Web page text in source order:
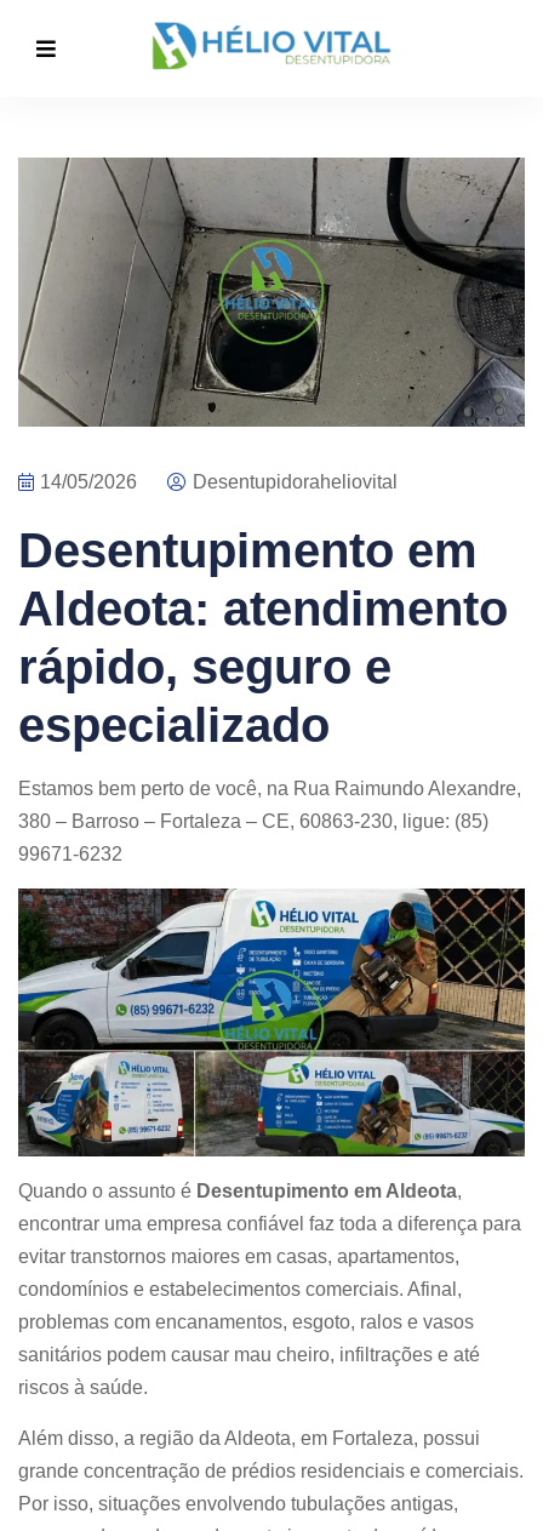
14/05/2026 Desentupidoraheliovital
Desentupimento em
Aldeota: atendimento
rápido, seguro e
especializado
Estamos bem perto de você, na Rua Raimundo Alexandre,
380 – Barroso – Fortaleza – CE, 60863-230, ligue: (85)
99671-6232
Quando o assunto é Desentupimento em Aldeota,
encontrar uma empresa confiável faz toda a diferença para
evitar transtornos maiores em casas, apartamentos,
condomínios e estabelecimentos comerciais. Afinal,
problemas com encanamentos, esgoto, ralos e vasos
sanitários podem causar mau cheiro, infiltrações e até
riscos à saúde.
Além disso, a região da Aldeota, em Fortaleza, possui
grande concentração de prédios residenciais e comerciais.
Por isso, situações envolvendo tubulações antigas,